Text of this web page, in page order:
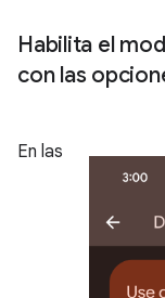
Habilita el
con las
En las